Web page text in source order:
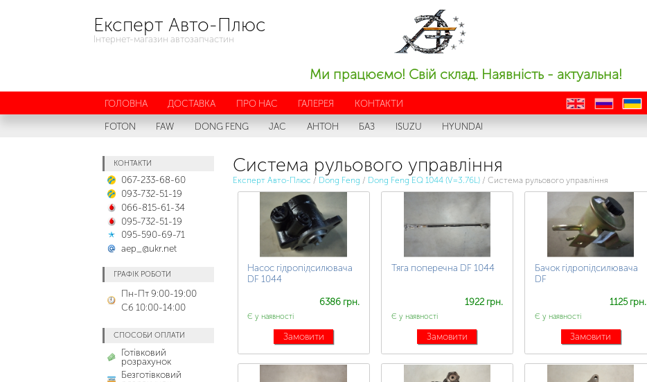
Експерт Авто-Плюс
Інтернет-магазин автозапчастин
Ми працюємо! Свій склад. Наявність - актуальна!
ГОЛОВНА ДОСТАВКА ПРО НАС ГАЛЕРЕЯ КОНТАКТИ en ru
uk
FOTON
FAW DONG FENG JAC АНТОН БАЗ ISUZU HYUNDAI
КОНТАКТИ
067-233-68-60
093-732-51-19
066-815-61-34
095-732-51-19
095-590-69-71
aep_@ukr.net
ГРАФІК РОБОТИ
Пн-Пт 9:00-19:00
Сб 10:00-14:00
СПОСОБИ ОПЛАТИ
Готівковий
розрахунок
Безготівковий
Система рульового управління
Експерт Авто-Плюс / Dong Feng / Dong Feng EQ 1044 (V=3.76L)/ Система рульового управління
Насос гідропідсилювача
DF 1044
6386 грн.
Є у наявності
Замовити
Тяга поперечна DF 1044
1922 грн.
Є у наявності
Замовити
Бачок гідропідсилювача
DF
1125 грн.
Є у наявності
Замовити